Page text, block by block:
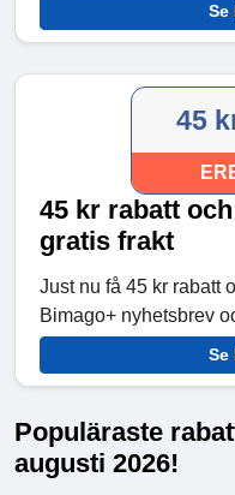
Se
45
45 kr rabatt och
gratis frakt
Just nu få 45 kr rabatt
Bimago+ nyhetsbrev
Se
Populäraste
augusti 2026!